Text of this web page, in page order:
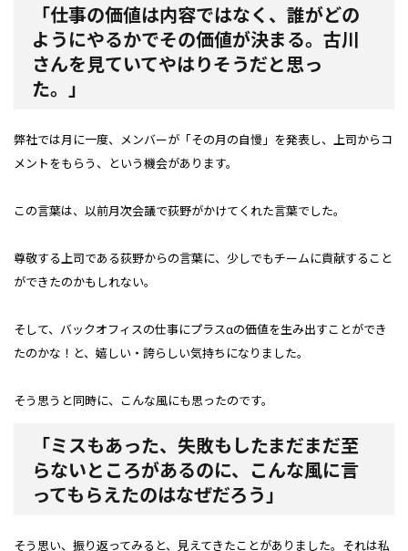
「仕事の価値は内容ではなく、誰がどの
ようにやるかでその価値が決まる。古川
さんを見ていてやはりそうだと思っ
た。」
弊社では月に一度、メンバーが「その月の自慢」を発表し、上司からコ
メントをもらう、という機会があります。
この言葉は、以前月次会議で荻野がかけてくれた言葉でした。
尊敬する上司である荻野からの言葉に、少しでもチームに貢献すること
ができたのかもしれない。
そして、バックオフィスの仕事にプラスαの価値を生み出すことができ
たのかな！と、嬉しい・誇らしい気持ちになりました。
そう思うと同時に、こんな風にも思ったのです。
「ミスもあった、失敗もしたまだまだ至
らないところがあるのに、こんな風に言
ってもらえたのはなぜだろう」
そう思い、振り返ってみると、見えてきたことがありました。それは私